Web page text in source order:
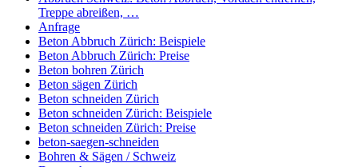
Treppe abreißen, …
Anfrage
Beton Abbruch Zürich: Beispiele
Beton Abbruch Zürich: Preise
Beton bohren Zürich
Beton sägen Zürich
Beton schneiden Zürich
Beton schneiden Zürich: Beispiele
Beton schneiden Zürich: Preise
beton-saegen-schneiden
Bohren & Sägen / Schweiz